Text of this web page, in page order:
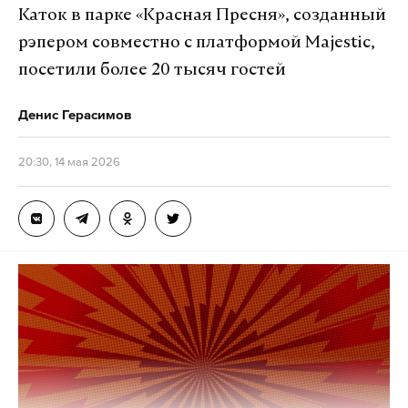
многоэтажных жилых дома. Фрагменты дронов
также упали на территорию одного из
промышленных предприятий. Организована
эвакуация жителей, для тех, кому это необходимо,
Губернатор выразил соболезнования родным и
близким погибших.
Всего за ночь российские силы ПВО сбили 355
украинских беспилотников, сообщило
Минобороны РФ.
Подпишитесь на Daily Storm вMAX. Он
Каток в парке «Красная Пресня», созданный
рэпером совместно с платформой Majestic,
посетили более 20 тысяч гостей
Денис Герасимов
20:30, 14 мая 2026